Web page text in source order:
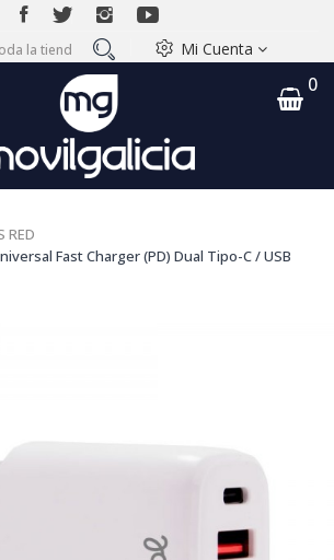
Mi Cuenta
0
RED
Fast Charger (PD) Dual Tipo-C / USB